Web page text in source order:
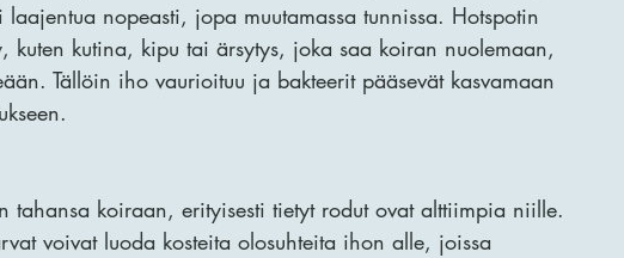
nopeasti, jopa muutamassa tunnissa. Hotspotin
kuten kutina, kipu tai ärsytys, joka saa koiran nuolemaan,
Tällöin iho vaurioituu ja bakteerit pääsevät kasvamaan
tahansa koiraan, erityisesti tietyt rodut ovat alttiimpia niille.
voivat luoda kosteita olosuhteita ihon alle, joissa